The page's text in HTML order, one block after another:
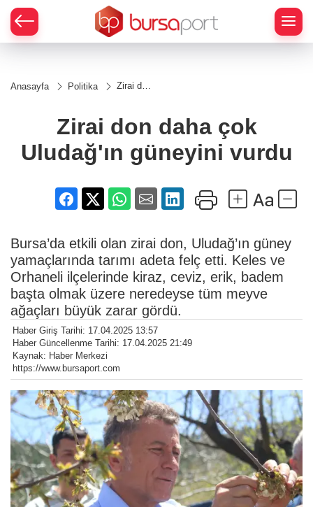
Anasayfa Politika
Zirai don
güneyini
vurdu
Zirai don daha çok
Uludağ'ın güneyini vurdu
Bursa’da etkili olan zirai don, Uludağ’ın güney
yamaçlarında tarımı adeta felç etti. Keles ve
Orhaneli ilçelerinde kiraz, ceviz, erik, badem
başta olmak üzere neredeyse tüm meyve
ağaçları büyük zarar gördü.
Haber Giriş Tarihi: 17.04.2025 13:57
Haber Güncellenme Tarihi: 17.04.2025 21:49
Kaynak: Haber Merkezi
https://www.bursaport.com